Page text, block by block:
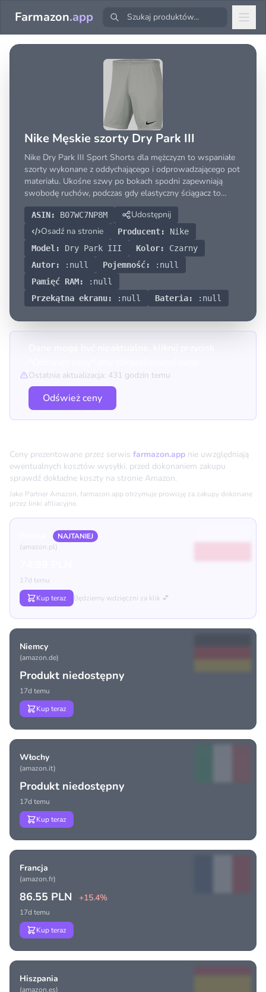
Farmazon.app
Nike Męskie szorty Dry Park III
Nike Dry Park III Sport Shorts dla mężczyzn to wspaniałe
szorty wykonane z oddychającego i odprowadzającego pot
materiału. Ukośne szwy po bokach spodni zapewniają
swobodę ruchów, podczas gdy elastyczny ściągacz to
wspiera. Standardowe dopasowanie idealnie pasuje. Logo
Nike Swoosh znajduje się na lewej nogawce.
ASIN: B07WC7NP8M
Udostępnij
Osadź na stronie
Producent:
Nike
Model:
Dry Park III Kolor:
Czarny
Autor:
:null Pojemność:
:null
Pamięć RAM:
:null
Przekątna ekranu:
:null Bateria: :null
Ostatnia aktualizacja: 431 godzin temu
Odśwież ceny
Ceny prezentowane przez serwis farmazon.app nie uwzględniają
ewentualnych kosztów wysyłki, przed dokonaniem zakupu
sprawdź dokładne koszty na stronie Amazon.
Jako Partner Amazon, farmazon.app otrzymuje prowizję za zakupy dokonane
przez linki afiliacyjne.
NAJTANIEJ
(amazon.pl)
17d temu
Kup teraz
Będziemy wdzięczni za klik 💕
Niemcy
(amazon.de)
Produkt niedostępny
17d temu
Kup teraz
Włochy
(amazon.it)
Produkt niedostępny
17d temu
Kup teraz
Francja
(amazon.fr)
86.55 PLN +15.4%
17d temu
Kup teraz
Hiszpania
(amazon.es)